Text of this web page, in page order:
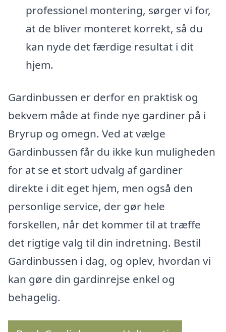
professionel montering, sørger vi for,
at de bliver monteret korrekt, så du
kan nyde det færdige resultat i dit
hjem.
Gardinbussen er derfor en praktisk og
bekvem måde at finde nye gardiner på i
Bryrup og omegn. Ved at vælge
Gardinbussen får du ikke kun muligheden
for at se et stort udvalg af gardiner
direkte i dit eget hjem, men også den
personlige service, der gør hele
forskellen, når det kommer til at træffe
det rigtige valg til din indretning. Bestil
Gardinbussen i dag, og oplev, hvordan vi
kan gøre din gardinrejse enkel og
behagelig.